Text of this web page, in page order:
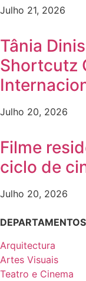
Julho 21, 2026
Tânia
Shortcutz
Julho 20, 2026
Filme
ciclo de
Julho 20, 2026
DEPARTAMENTOS
Arquitectura
Artes Visuais
Teatro e Cinema